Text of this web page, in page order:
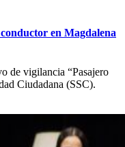
en Magdalena
de vigilancia “Pasajero
Ciudadana (SSC).